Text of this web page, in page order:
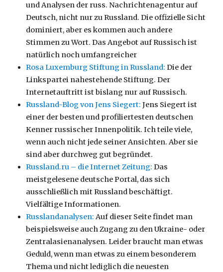
und Analysen der russ. Nachrichtenagentur auf
Deutsch, nicht nur zu Russland. Die offizielle Sicht
dominiert, aber es kommen auch andere
Stimmen zu Wort. Das Angebot auf Russisch ist
natürlich noch umfangreicher
Rosa Luxemburg Stiftung in Russland: Die der
Linkspartei nahestehende Stiftung. Der
Internetauftritt ist bislang nur auf Russisch.
Russland-Blog von Jens Siegert: Jens Siegert ist
einer der besten und profiliertesten deutschen
Kenner russischer Innenpolitik. Ich teile viele,
wenn auch nicht jede seiner Ansichten. Aber sie
sind aber durchweg gut begründet.
Russland.ru – die Internet Zeitung: Das
meistgelesene deutsche Portal, das sich
ausschließlich mit Russland beschäftigt.
Vielfältige Informationen.
Russlandanalysen: Auf dieser Seite findet man
beispielsweise auch Zugang zu den Ukraine- oder
Zentralasienanalysen. Leider braucht man etwas
Geduld, wenn man etwas zu einem besonderem
Thema und nicht lediglich die neuesten